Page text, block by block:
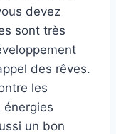
devez
sont très
des rêves.
les
un bon